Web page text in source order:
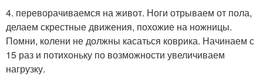
4. переворачиваемся на живот. Ноги отрываем от пола,
делаем скрестные движения, похожие на ножницы.
Помни, колени не должны касаться коврика. Начинаем с
15 раз и потихоньку по возможности увеличиваем
нагрузку.